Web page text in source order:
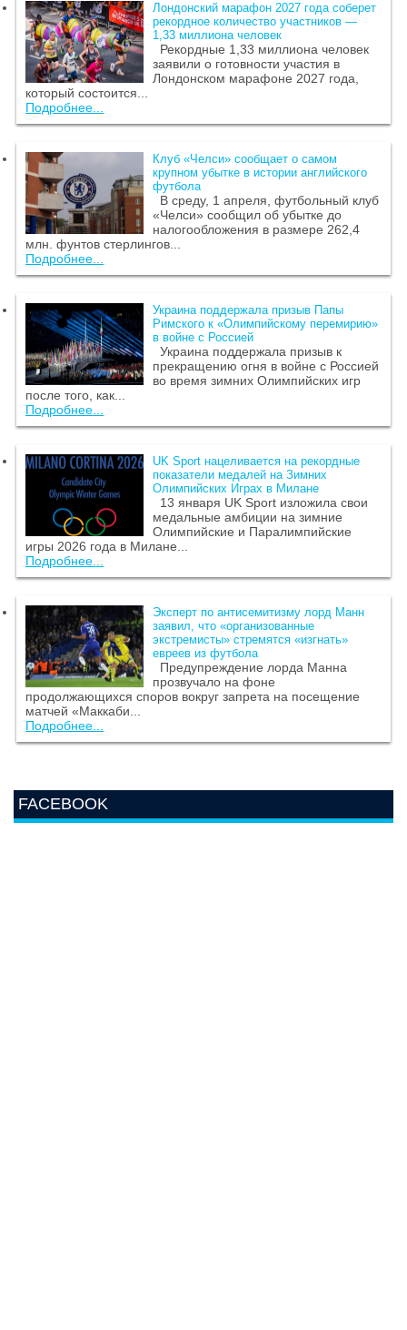
Лондонский марафон 2027 года соберет
рекордное количество участников —
1,33 миллиона человек
Рекордные 1,33 миллиона человек
заявили о готовности участия в
Лондонском марафоне 2027 года,
который состоится...
Подробнее...
Клуб «Челси» сообщает о самом
крупном убытке в истории английского
футбола
В среду, 1 апреля, футбольный клуб
«Челси» сообщил об убытке до
налогообложения в размере 262,4
млн. фунтов стерлингов...
Подробнее...
Украина поддержала призыв Папы
Римского к «Олимпийскому перемирию»
в войне с Россией
Украина поддержала призыв к
прекращению огня в войне с Россией
во время зимних Олимпийских игр
после того, как...
Подробнее...
UK Sport нацеливается на рекордные
показатели медалей на Зимних
Олимпийских Играх в Милане
13 января UK Sport изложила свои
медальные амбиции на зимние
Олимпийские и Паралимпийские
игры 2026 года в Милане...
Подробнее...
Эксперт по антисемитизму лорд Манн
заявил, что «организованные
экстремисты» стремятся «изгнать»
евреев из футбола
Предупреждение лорда Манна
прозвучало на фоне
продолжающихся споров вокруг запрета на посещение
матчей «Маккаби...
Подробнее...
FACEBOOK